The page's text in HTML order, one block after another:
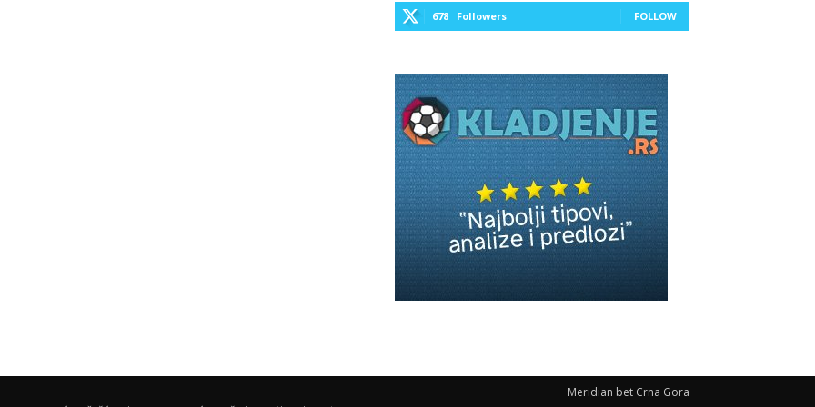
678 Followers FOLLOW
Meridian bet Crna Gora